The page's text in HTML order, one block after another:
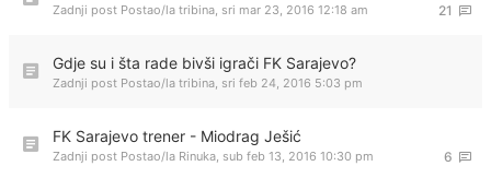
21
Zadnji post Postao/la tribina, sri mar 23, 2016 12:18 am
Gdje su i šta rade bivši igrači FK Sarajevo?
Zadnji post Postao/la tribina, sri feb 24, 2016 5:03 pm
FK Sarajevo trener - Miodrag Ješić
6
Zadnji post Postao/la Rinuka, sub feb 13, 2016 10:30 pm